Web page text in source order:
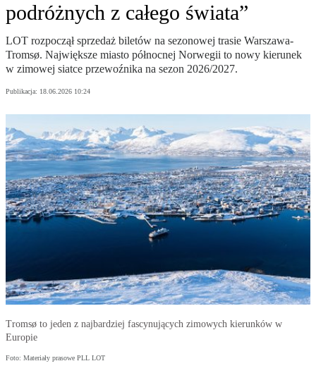
podróżnych z całego świata”
LOT rozpoczął sprzedaż biletów na sezonowej trasie Warszawa-
Tromsø. Największe miasto północnej Norwegii to nowy kierunek
w zimowej siatce przewoźnika na sezon 2026/2027.
Publikacja: 18.06.2026 10:24
Tromsø to jeden z najbardziej fascynujących zimowych kierunków w
Europie
Foto: Materiały prasowe PLL LOT